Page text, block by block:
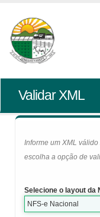
Validar XML
Informe um XML
escolha a opção de
Selecione o layout da
NFS-e Nacional